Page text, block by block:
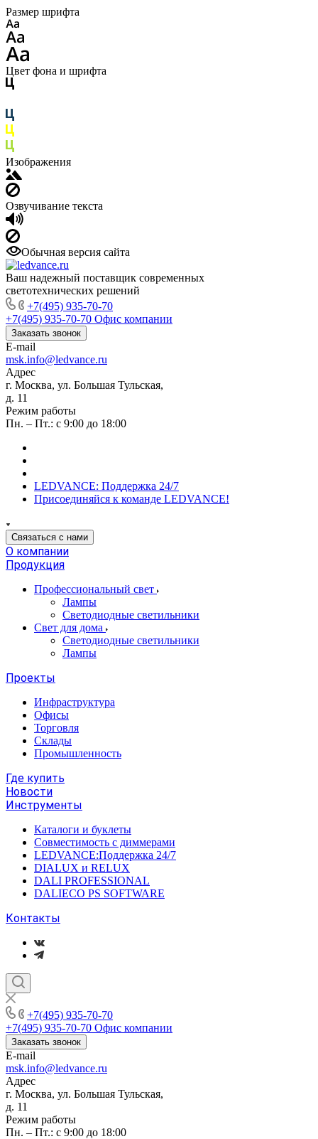
Размер шрифта
Цвет фона и шрифта
Изображения
Озвучивание текста
Обычная версия сайта
Ваш надежный поставщик современных
светотехнических решений
+7(495) 935-70-70
+7(495) 935-70-70 Офис компании
Заказать звонок
E-mail
msk.info@ledvance.ru
Адрес
г. Москва, ул. Большая Тульская,
д. 11
Режим работы
Пн. – Пт.: с 9:00 до 18:00
LEDVANCE: Поддержка 24/7
Присоединяйся к команде LEDVANCE!
Связаться с нами
О компании
Продукция
Профессиональный свет
Лампы
Светодиодные светильники
Свет для дома
Светодиодные светильники
Лампы
Проекты
Инфраструктура
Офисы
Торговля
Склады
Промышленность
Где купить
Новости
Инструменты
Каталоги и буклеты
Совместимость с диммерами
LEDVANCE:Поддержка 24/7
DIALUX и RELUX
DALI PROFESSIONAL
DALIECO PS SOFTWARE
Контакты
+7(495) 935-70-70
+7(495) 935-70-70 Офис компании
Заказать звонок
E-mail
msk.info@ledvance.ru
Адрес
г. Москва, ул. Большая Тульская,
д. 11
Режим работы
Пн. – Пт.: с 9:00 до 18:00